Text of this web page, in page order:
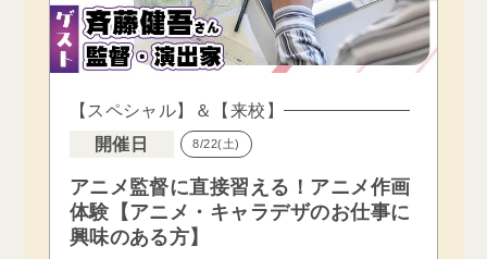
【スペシャル】＆【来校】
開催日
8/22(土)
アニメ監督に直接習える！アニメ作画
体験【アニメ・キャラデザのお仕事に
興味のある方】